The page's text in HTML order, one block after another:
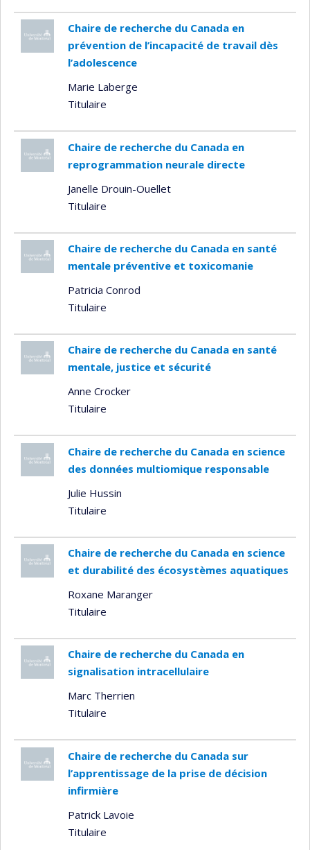
Chaire de recherche du Canada en
prévention de l’incapacité de travail dès
l’adolescence
Marie Laberge
Titulaire
Chaire de recherche du Canada en
reprogrammation neurale directe
Janelle Drouin-Ouellet
Titulaire
Chaire de recherche du Canada en santé
mentale préventive et toxicomanie
Patricia Conrod
Titulaire
Chaire de recherche du Canada en santé
mentale, justice et sécurité
Anne Crocker
Titulaire
Chaire de recherche du Canada en science
des données multiomique responsable
Julie Hussin
Titulaire
Chaire de recherche du Canada en science
et durabilité des écosystèmes aquatiques
Roxane Maranger
Titulaire
Chaire de recherche du Canada en
signalisation intracellulaire
Marc Therrien
Titulaire
Chaire de recherche du Canada sur
l’apprentissage de la prise de décision
infirmière
Patrick Lavoie
Titulaire